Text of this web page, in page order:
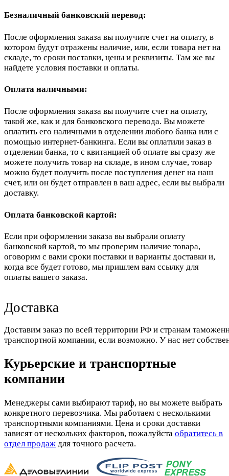
Безналичный банковский перевод:
После оформления заказа вы получите счет на оплату, в
котором будут отражены наличие, или, если товара нет на
складе, то сроки поставки, цены и реквизиты. Там же вы
найдете условия поставки и оплаты.
Оплата наличными:
После оформления заказа вы получите счет на оплату,
такой же, как и для банковского перевода. Вы можете
оплатить его наличными в отделении любого банка или с
помощью интернет-банкинга. Если вы оплатили заказ в
отделении банка, то с квитанцией об оплате вы сразу же
можете получить товар на складе, в ином случае, товар
можно будет получить после поступления денег на наш
счет, или он будет отправлен в ваш адрес, если вы выбрали
доставку.
Оплата банковской картой:
Если при оформлении заказа вы выбрали оплату
банковской картой, то мы проверим наличие товара,
оговорим с вами сроки поставки и варианты доставки и,
когда все будет готово, мы пришлем вам ссылку для
оплаты вашего заказа.
Доставка
Доставим заказ по всей территории РФ и странам
транспортной компании, если возможно. У нас нет
Курьерские и транспортные
компании
Менеджеры сами выбирают тариф, но вы можете выбрать
конкретного перевозчика. Мы работаем с несколькими
транспортными компаниями. Цена и сроки доставки
зависят от нескольких факторов, пожалуйста обратитесь в
отдел продаж для точного расчета.